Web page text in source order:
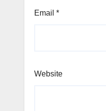
Email *
Website